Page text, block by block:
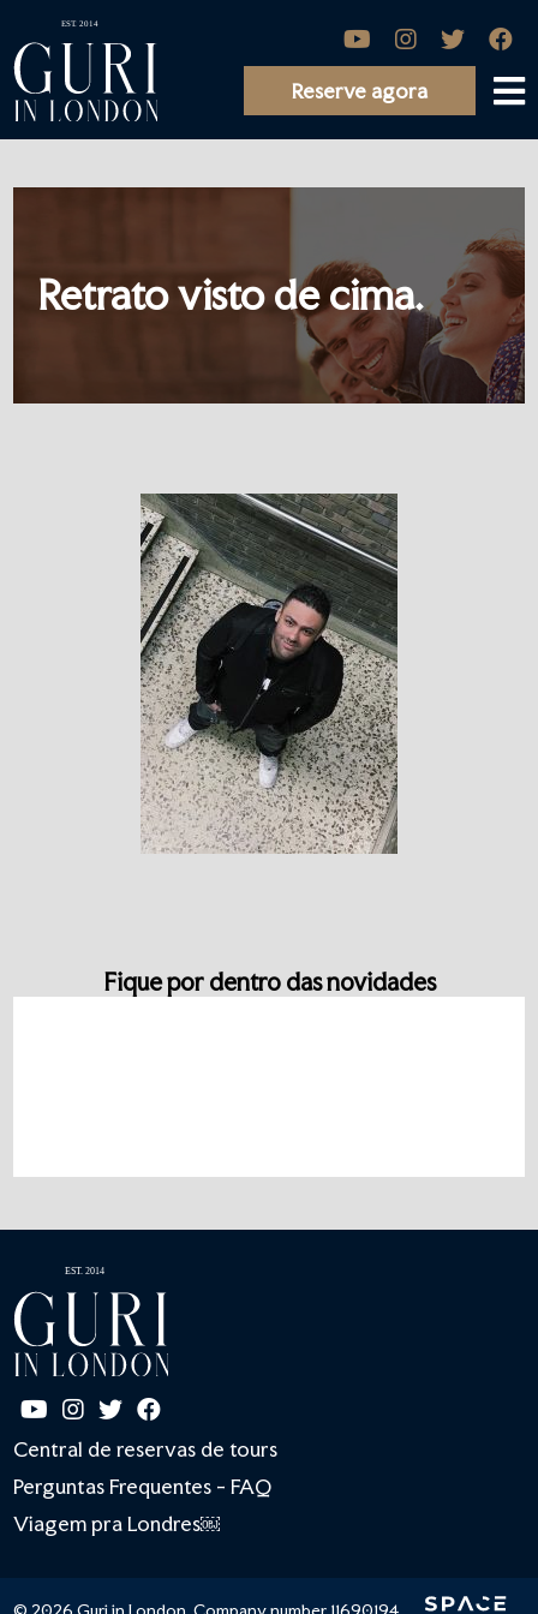
Reserve agora
Retrato visto de cima.
Fique por dentro das novidades
Central de reservas de tours
Perguntas Frequentes - FAQ
Viagem pra Londres￼